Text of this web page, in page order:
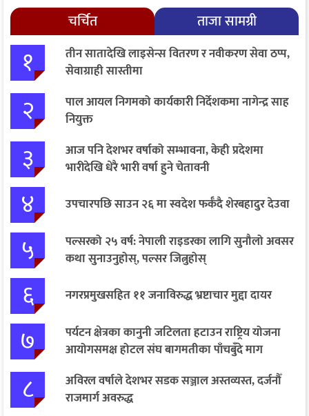
चर्चित ताजा सामग्री
१
तीन सातादेखि लाइसेन्स वितरण र नवीकरण सेवा ठप्प,
सेवाग्राही सास्तीमा
२
पाल आयल निगमको कार्यकारी निर्देशकमा नागेन्द्र साह
नियुक्त
३
आज पनि देशभर वर्षाको सम्भावना, केही प्रदेशमा
भारीदेखि धेरै भारी वर्षा हुने चेतावनी
४ उपचारपछि साउन २६ मा स्वदेश फर्कँदै शेरबहादुर देउवा
५
पल्सरको २५ वर्ष: नेपाली राइडरका लागि सुनौलो अवसर
कथा सुनाउनुहोस्, पल्सर जित्नुहोस्
६ नगरप्रमुखसहित ११ जनाविरुद्ध भ्रष्टाचार मुद्दा दायर
७
पर्यटन क्षेत्रका कानुनी जटिलता हटाउन राष्ट्रिय योजना
आयोगसमक्ष होटल संघ बागमतीका पाँचबुँदे माग
८
अविरल वर्षाले देशभर सडक सञ्जाल अस्तव्यस्त, दर्जनौँ
राजमार्ग अवरुद्ध